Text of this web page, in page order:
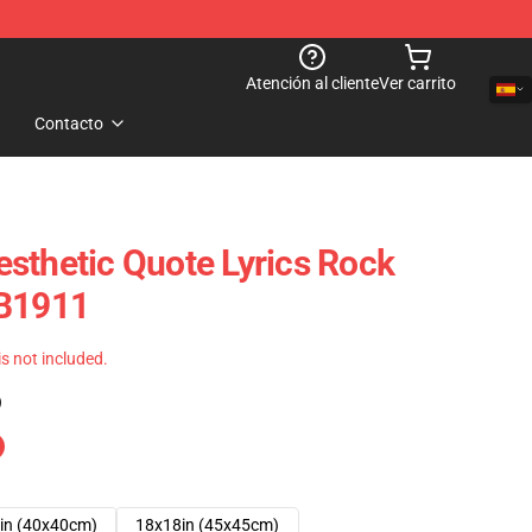
Atención al clienteVer carrito
Contacto
Quote Lyrics Rock
not included.
(40x40cm) 18x18in (45x45cm)